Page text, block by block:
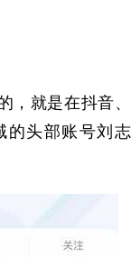
就是在抖音、
的头部账号刘志